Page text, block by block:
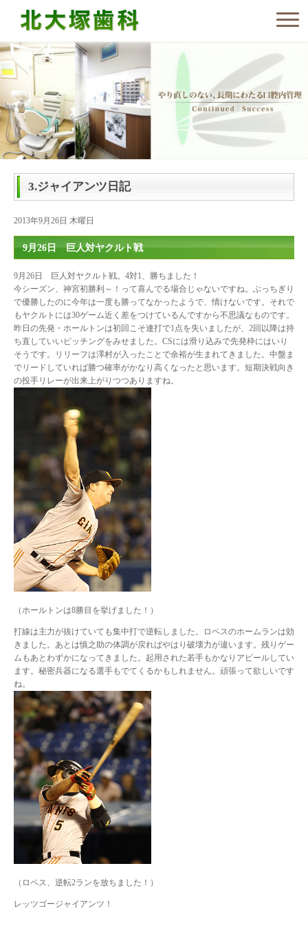
3.ジャイアンツ日記
2013年9月26日 木曜日
9月26日 巨人対ヤクルト戦
9月26日 巨人対ヤクルト戦。4対1、勝ちました！
今シーズン、神宮初勝利～！って喜んでる場合じゃないですね。ぶっちぎり
で優勝したのに今年は一度も勝ってなかったようで、情けないです。それで
もヤクルトには30ゲーム近く差をつけているんですから不思議なものです。
昨日の先発・ホールトンは初回こそ連打で1点を失いましたが、2回以降は持
ち直していいピッチングをみせました。CSには滑り込みで先発枠にはいり
そうです。リリーフは澤村が入ったことで余裕が生まれてきました。中盤ま
でリードしていれば勝つ確率がかなり高くなったと思います。短期決戦向き
の投手リレーが出来上がりつつありますね。
（ホールトンは8勝目を挙げました！）
打線は主力が抜けていても集中打で逆転しました。ロペスのホームランは効
きました。あとは慎之助の体調が戻ればやはり破壊力が違います。残りゲー
ムもあとわずかになってきました。起用された若手もかなりアピールしてい
ます。秘密兵器になる選手もでてくるかもしれません。頑張って欲しいです
ね。
（ロペス、逆転2ランを放ちました！）
レッツゴージャイアンツ！